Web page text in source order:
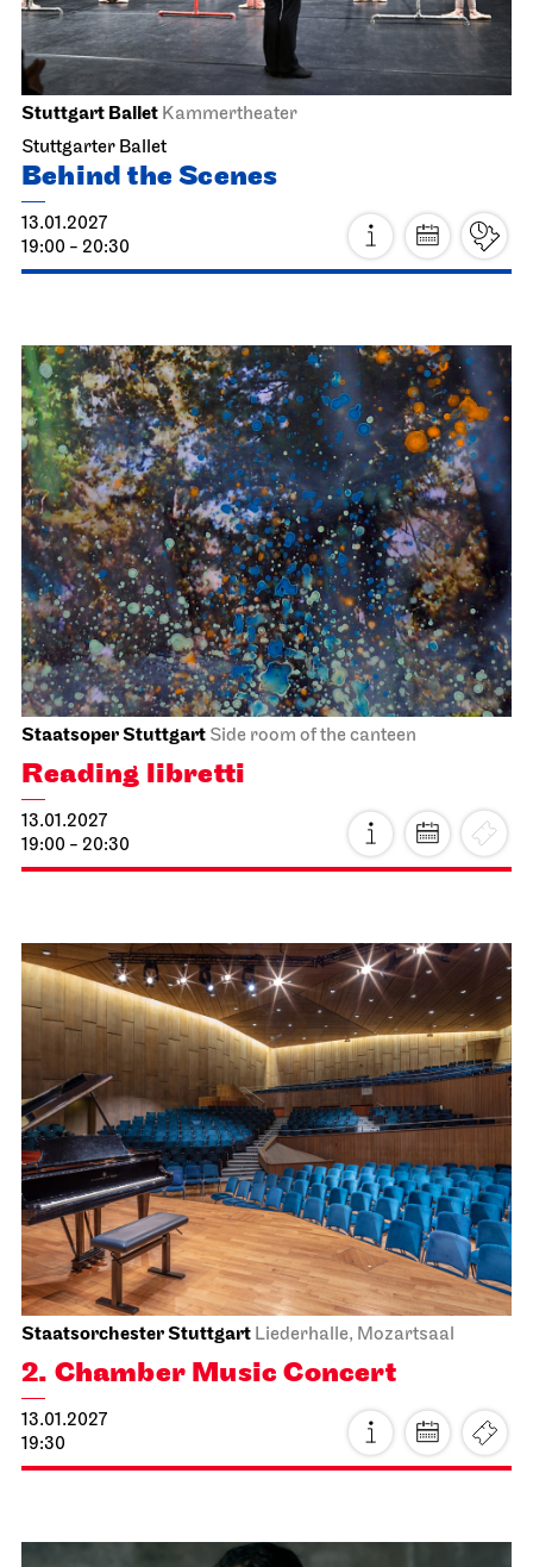
Wed, 13.01.2027
Stuttgart BalletKammertheater
Stuttgarter Ballet
Behind the Scenes
13.01.2027
19:00 - 20:30
Staatsoper StuttgartSide room of the canteen
Reading libretti
13.01.2027
19:00 - 20:30